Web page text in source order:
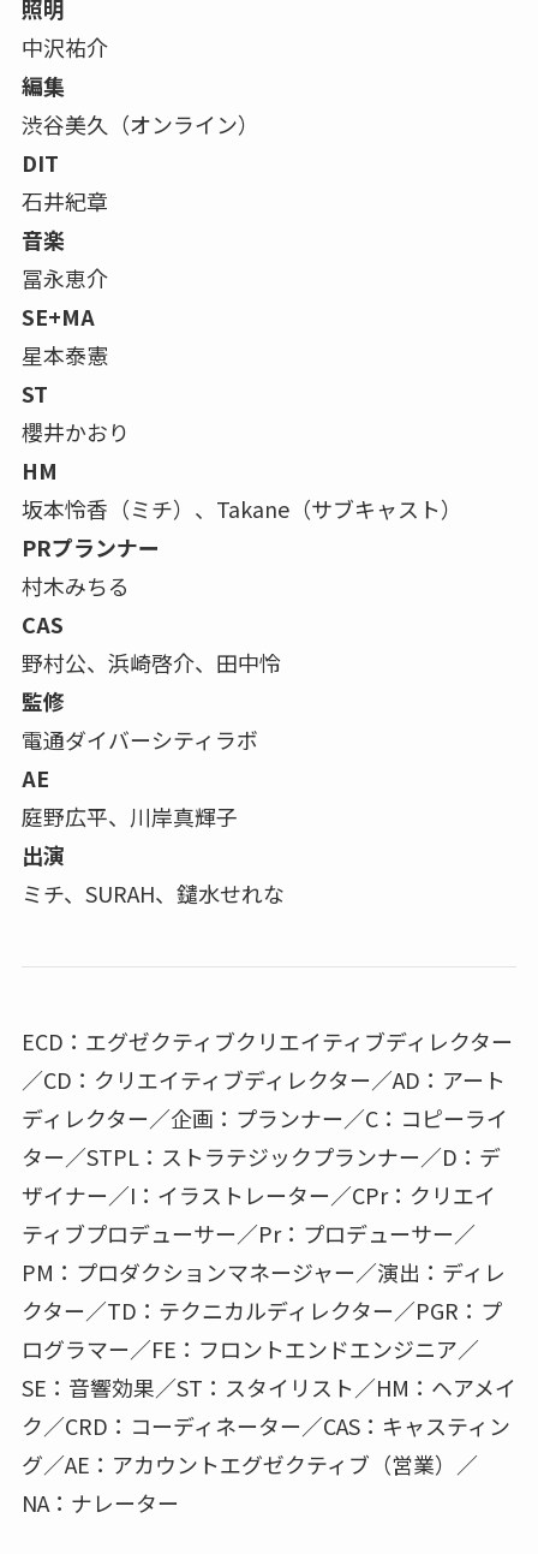
照明
中沢祐介
編集
渋谷美久（オンライン）
DIT
石井紀章
音楽
冨永恵介
SE+MA
星本泰憲
ST
櫻井かおり
HM
坂本怜香（ミチ）、Takane（サブキャスト）
PRプランナー
村木みちる
CAS
野村公、浜崎啓介、田中怜
監修
電通ダイバーシティラボ
AE
庭野広平、川岸真輝子
出演
ミチ、SURAH、鑓水せれな
ECD：エグゼクティブクリエイティブディレクター
／CD：クリエイティブディレクター／AD：アート
ディレクター／企画：プランナー／C：コピーライ
ター／STPL：ストラテジックプランナー／D：デ
ザイナー／I：イラストレーター／CPr：クリエイ
ティブプロデューサー／Pr：プロデューサー／
PM：プロダクションマネージャー／演出：ディレ
クター／TD：テクニカルディレクター／PGR：プ
ログラマー／FE：フロントエンドエンジニア／
SE：音響効果／ST：スタイリスト／HM：ヘアメイ
ク／CRD：コーディネーター／CAS：キャスティン
グ／AE：アカウントエグゼクティブ（営業）／
NA：ナレーター